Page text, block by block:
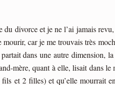
divorce et je ne l’ai jamais
mourir, car je me trouvais très
dans une autre
mère, quant à elle, lisait dans
et 2 filles) et qu’elle mourrait